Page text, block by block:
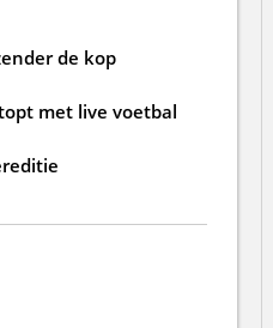
de kop
met live voetbal